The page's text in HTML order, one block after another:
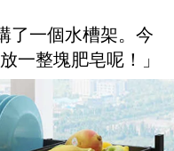
了一個水槽架。今
一整塊肥皂呢！」